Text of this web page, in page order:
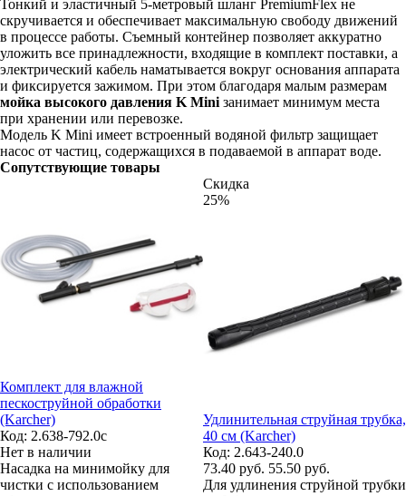
Тонкий и эластичный 5-метровый шланг PremiumFlex не
скручивается и обеспечивает максимальную свободу движений
в процессе работы. Съемный контейнер позволяет аккуратно
уложить все принадлежности, входящие в комплект поставки, а
электрический кабель наматывается вокруг основания аппарата
и фиксируется зажимом. При этом благодаря малым размерам
мойка высокого давления K Mini занимает минимум места
при хранении или перевозке.
Модель K Mini имеет встроенный водяной фильтр защищает
насос от частиц, содержащихся в подаваемой в аппарат воде.
Сопутствующие товары
Комплект для влажной
пескоструйной обработки
(Karcher)
Код: 2.638-792.0c
Нет в наличии
Насадка на минимойку для
чистки с использованием
Скидка
25%
Удлинительная струйная трубка,
40 см (Karcher)
Код: 2.643-240.0
73.40 руб. 55.50 руб.
Для удлинения струйной трубки